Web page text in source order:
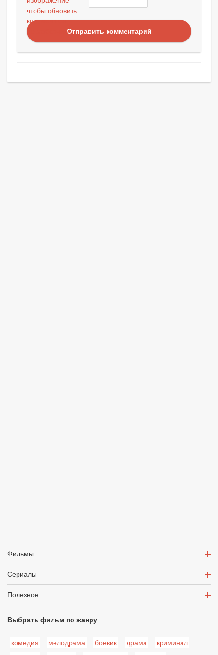
Отправить комментарий
Фильмы
Сериалы
Полезное
Выбрать фильм по жанру
комедия мелодрама боевик драма
криминал